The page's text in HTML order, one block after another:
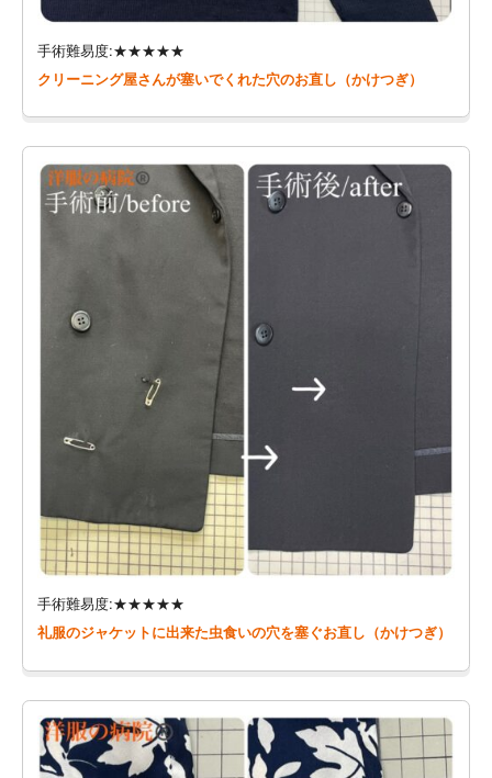
手術難易度:★★★★★
クリーニング屋さんが塞いでくれた穴のお直し（かけつぎ）
手術難易度:★★★★★
礼服のジャケットに出来た虫食いの穴を塞ぐお直し（かけつぎ）